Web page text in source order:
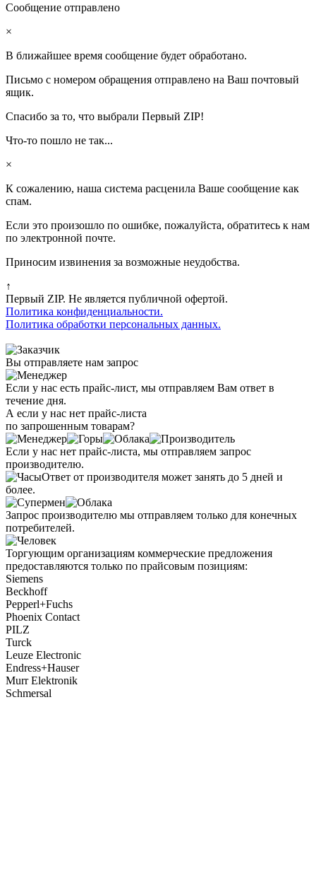
Сообщение отправлено
×
В ближайшее время сообщение будет обработано.
Письмо с номером обращения отправлено на Ваш почтовый
ящик.
Спасибо за то, что выбрали Первый ZIP!
Что-то пошло не так...
×
К сожалению, наша система расценила Ваше сообщение как
спам.
Если это произошло по ошибке, пожалуйста, обратитесь к нам
по электронной почте.
Приносим извинения за возможные неудобства.
↑
Первый ZIP. Не является публичной офертой.
Политика конфиденциальности.
Политика обработки персональных данных.
Вы отправляете нам запрос
Если у нас есть прайс-лист, мы отправляем Вам ответ в
течение дня.
А если у нас нет прайс-листа
по запрошенным товарам?
Если у нас нет прайс-листа, мы отправляем запрос
производителю.
Ответ от производителя может занять до 5 дней и
более.
Запрос производителю мы отправляем только для конечных
потребителей.
Торгующим организациям коммерческие предложения
предоставляются только по прайсовым позициям:
Siemens
Beckhoff
Pepperl+Fuchs
Phoenix Contact
PILZ
Turck
Leuze Electronic
Endress+Hauser
Murr Elektronik
Schmersal